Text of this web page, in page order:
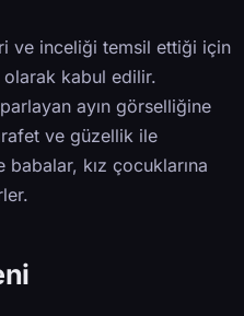
ve inceliği temsil ettiği için
kabul edilir.
ayın görselliğine
ve güzellik ile
kız çocuklarına